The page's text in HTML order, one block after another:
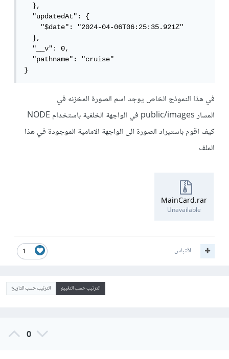
  },
  "updatedAt": {
    "$date": "2024-04-06T06:25:35.921Z"
  },
  "__v": 0,
  "pathname": "cruise"
}
في هذا النموذج الخاص يوجد اسم الصورة المخزنه في
المسار public/images في الواجهة الخلفية باستخدام NODE
كيف اقوم باستيراد الصورة الى الواجهة الامامية الموجودة في هذا
الملف
MainCard.rar
Unavailable
1 اقتباس
الترتيب حسب التقييم الترتيب حسب التاريخ
0